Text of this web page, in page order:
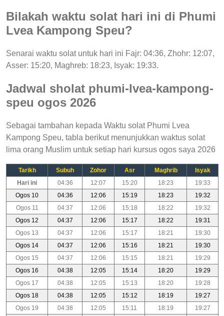
Bilakah waktu solat hari ini di Phumi
Lvea Kampong Speu?
Senarai waktu solat untuk hari ini Fajr: 04:36, Zhohr: 12:07,
Asser: 15:20, Maghreb: 18:23, Isyak: 19:33.
Jadwal sholat phumi-lvea-kampong-
speu ogos 2026
Sebagai tambahan kepada Waktu solat Phumi Lvea
Kampong Speu, tabla berikut menunjukkan waktus solat
lima orang Muslim untuk setiap hari kursus ogos saya 2026
Tarikh Subuh Zohor Asr Maghrib
Isyak
Hari ini
04:36 12:07 15:20 18:23
19:33
Ogos 10
04:36 12:06 15:19 18:23
19:32
Ogos 11
04:37 12:06 15:18 18:22
19:32
Ogos 12
04:37 12:06 15:17 18:22
19:31
Ogos 13
04:37 12:06 15:17 18:21
19:30
Ogos 14
04:37 12:06 15:16 18:21
19:30
Ogos 15
04:37 12:06 15:15 18:21
19:29
Ogos 16
04:38 12:05 15:14 18:20
19:29
Ogos 17
04:38 12:05 15:13 18:20
19:28
Ogos 18
04:38 12:05 15:12 18:19
19:27
Ogos 19
04:38 12:05 15:11 18:19
19:27